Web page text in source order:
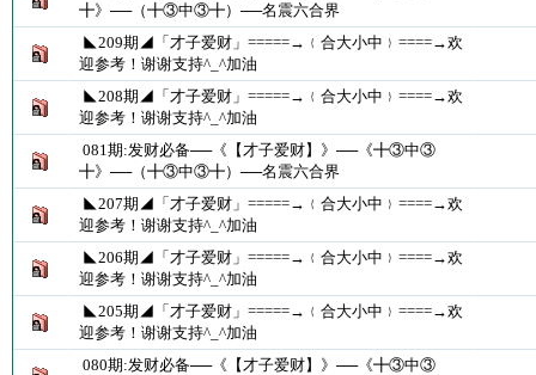
╋》──（╋③中③╋）──名震六合界
◣209期◢「才子爱财」=====→﹛合大小中﹜====→欢
迎参考！谢谢支持^_^加油
◣208期◢「才子爱财」=====→﹛合大小中﹜====→欢
迎参考！谢谢支持^_^加油
081期:发财必备──《【才子爱财】》──《╋③中③
╋》──（╋③中③╋）──名震六合界
◣207期◢「才子爱财」=====→﹛合大小中﹜====→欢
迎参考！谢谢支持^_^加油
◣206期◢「才子爱财」=====→﹛合大小中﹜====→欢
迎参考！谢谢支持^_^加油
◣205期◢「才子爱财」=====→﹛合大小中﹜====→欢
迎参考！谢谢支持^_^加油
080期:发财必备──《【才子爱财】》──《╋③中③